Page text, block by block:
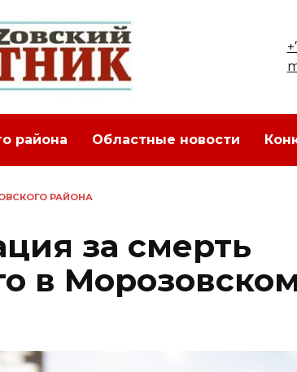
района Областные новости
РАЙОНА
за смерть
в Морозовском